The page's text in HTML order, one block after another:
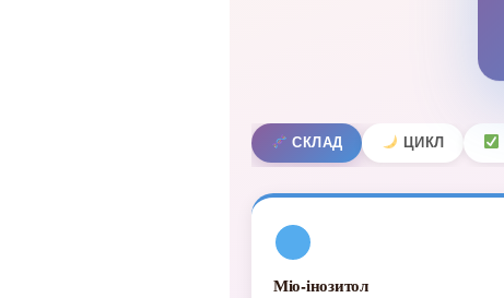
СКЛАД ЦИКЛ
Міо-інозитол